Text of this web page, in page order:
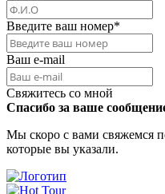
Введите ваш номер*
Ваш e-mail
Свяжитесь со мной
Спасибо за ваше
Мы скоро с вами свяжемся
которые вы указали.